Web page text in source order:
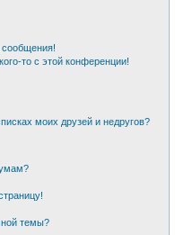
то с этой конференции!
моих друзей и недругов?
темы?